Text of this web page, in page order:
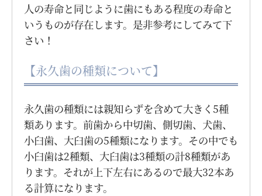
人の寿命と同じように歯にもある程度の寿命と
いうものが存在します。是非参考にしてみて下
さい！
【永久歯の種類について】
永久歯の種類には親知らずを含めて大きく5種
類あります。前歯から中切歯、側切歯、犬歯、
小臼歯、大臼歯の5種類になります。その中でも
小臼歯は2種類、大臼歯は3種類の計8種類があ
ります。それが上下左右にあるので最大32本あ
る計算になります。